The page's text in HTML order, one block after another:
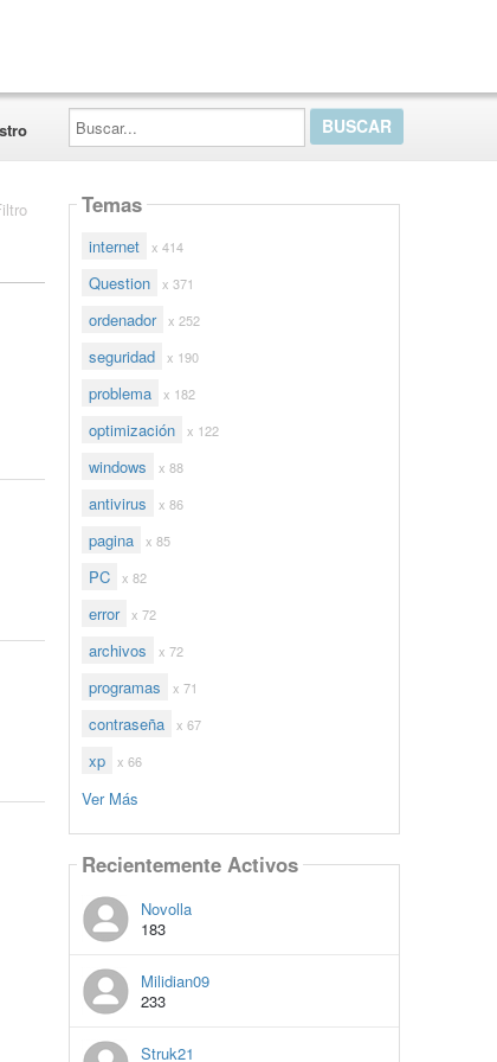
Buscar...
Temas
internet x 414
Question x 371
ordenador x 252
seguridad x 190
problema x 182
optimización x 122
windows x 88
antivirus x 86
pagina x 85
PC x 82
error x 72
archivos x 72
programas x 71
contraseña x 67
xp x 66
Ver Más
Recientemente Activos
Novolla
183
Milidian09
233
Struk21